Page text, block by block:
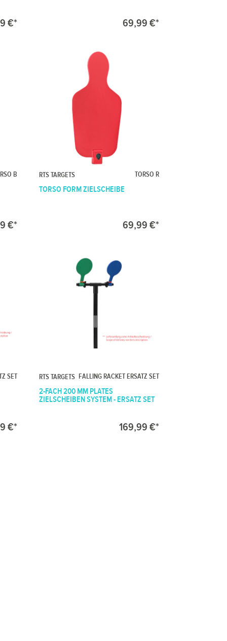
€* 69,99 €*
B
€*
RTS TARGETS TORSO R
TORSO FORM ZIELSCHEIBE
69,99 €*
SET
€*
RTS TARGETS FALLING RACKET ERSATZ SET
2-FACH 200 MM PLATES
ZIELSCHEIBEN SYSTEM - ERSATZ SET
169,99 €*